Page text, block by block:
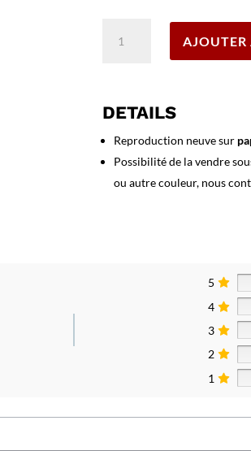
Côte
de
la
Baraque
AJOUTER
DETAILS
Reproduction neuve sur
Possibilité de la vendre
ou autre couleur, nous
5
4
3
2
1